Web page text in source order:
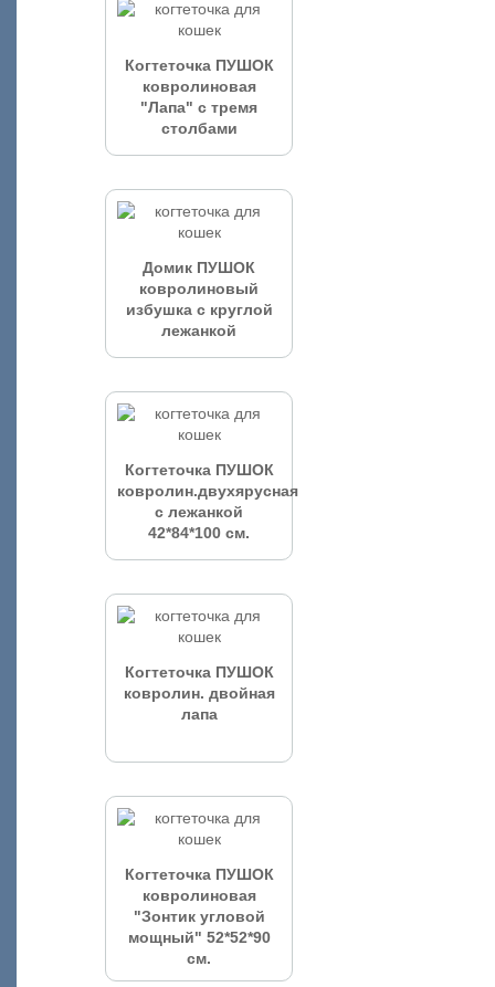
Когтеточка ПУШОК
ковролиновая
"Лапа" с тремя
столбами
Домик ПУШОК
ковролиновый
избушка с круглой
лежанкой
Когтеточка ПУШОК
ковролин.двухярусная
с лежанкой
42*84*100 см.
Когтеточка ПУШОК
ковролин. двойная
лапа
Когтеточка ПУШОК
ковролиновая
"Зонтик угловой
мощный" 52*52*90
см.